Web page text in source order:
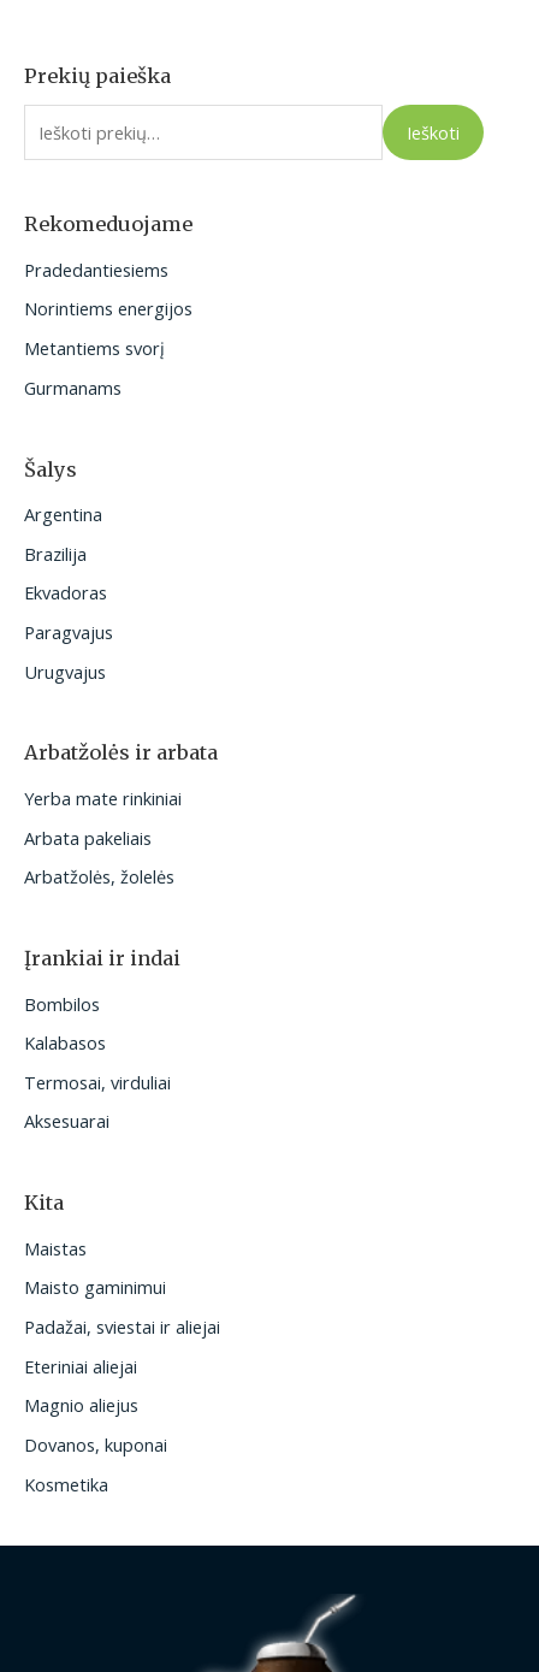
Prekių paieška
I
e
o
:
Ieškoti
Rekomeduojame
Pradedantiesiems
Norintiems energijos
Metantiems svorį
Gurmanams
Šalys
Argentina
Brazilija
Ekvadoras
Paragvajus
Urugvajus
Arbatžolės ir arbata
Yerba mate rinkiniai
Arbata pakeliais
Arbatžolės, žolelės
Įrankiai ir indai
Bombilos
Kalabasos
Termosai, virduliai
Aksesuarai
Kita
Maistas
Maisto gaminimui
Padažai, sviestai ir aliejai
Eteriniai aliejai
Magnio aliejus
Dovanos, kuponai
Kosmetika